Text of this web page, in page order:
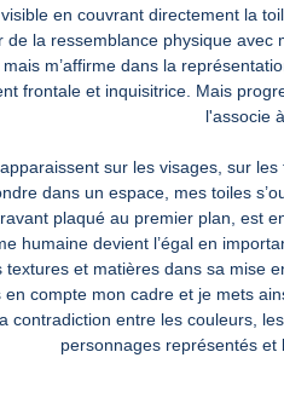
en couvrant directement la
de la ressemblance physique avec
m’affirme dans la
frontale et inquisitrice. Mais
l'associe
sur les visages, sur les
dans un espace, mes toiles
plaqué au premier plan, est
humaine devient l’égal en
textures et matières dans sa mise
compte mon cadre et je mets
contradiction entre les couleurs,
personnages représentés et